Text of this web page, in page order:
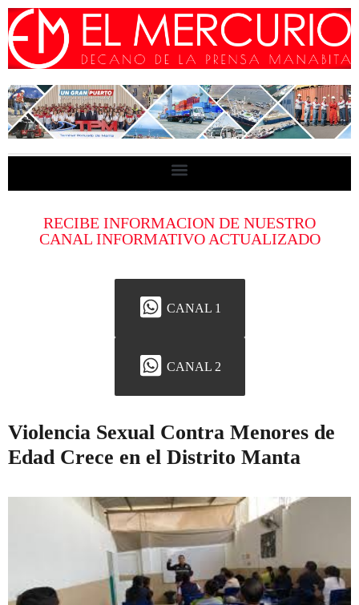
RECIBE INFORMACION DE NUESTRO
CANAL INFORMATIVO ACTUALIZADO
CANAL 1
CANAL 2
Violencia Sexual Contra Menores de
Edad Crece en el Distrito Manta